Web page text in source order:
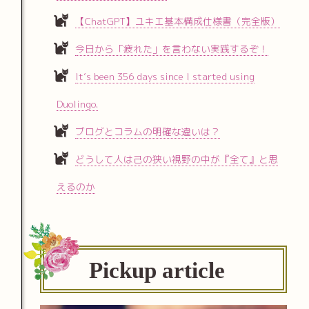
【ChatGPT】ユキエ基本構成仕様書（完全版）
今日から「疲れた」を言わない実践するぞ！
It’s been 356 days since I started using
Duolingo.
ブログとコラムの明確な違いは？
どうして人は己の狭い視野の中が『全て』と思
えるのか
Pickup article